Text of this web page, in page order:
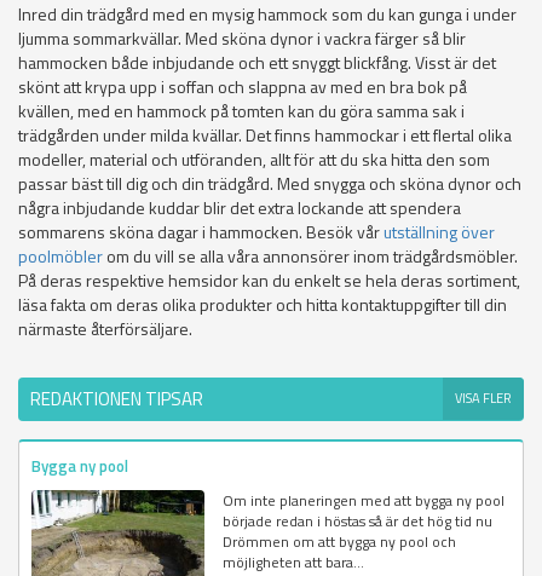
Inred din trädgård med en mysig hammock som du kan gunga i under
ljumma sommarkvällar. Med sköna dynor i vackra färger så blir
hammocken både inbjudande och ett snyggt blickfång. Visst är det
skönt att krypa upp i soffan och slappna av med en bra bok på
kvällen, med en hammock på tomten kan du göra samma sak i
trädgården under milda kvällar. Det finns hammockar i ett flertal olika
modeller, material och utföranden, allt för att du ska hitta den som
passar bäst till dig och din trädgård. Med snygga och sköna dynor och
några inbjudande kuddar blir det extra lockande att spendera
sommarens sköna dagar i hammocken. Besök vårutställning över
poolmöblerom du vill se alla våra annonsörer inom trädgårdsmöbler.
På deras respektive hemsidor kan du enkelt se hela deras sortiment,
läsa fakta om deras olika produkter och hitta kontaktuppgifter till din
närmaste återförsäljare.
REDAKTIONEN TIPSAR VISA FLER
Bygga ny pool
Om inte planeringen med att bygga ny pool
började redan i höstas så är det hög tid nu
Drömmen om att bygga ny pool och
möjligheten att bara...